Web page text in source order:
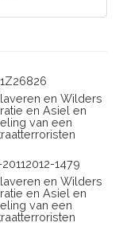
en Wilders
en Asiel en
van een
1479
en Wilders
en Asiel en
van een